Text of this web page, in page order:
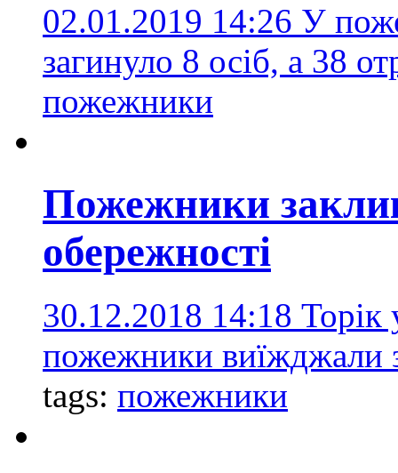
02.01.2019 14:26 У
загинуло 8 осіб, а 38
пожежники
Пожежники
обережності
30.12.2018 14:18 Торік
пожежники виїжджали
tags: пожежники